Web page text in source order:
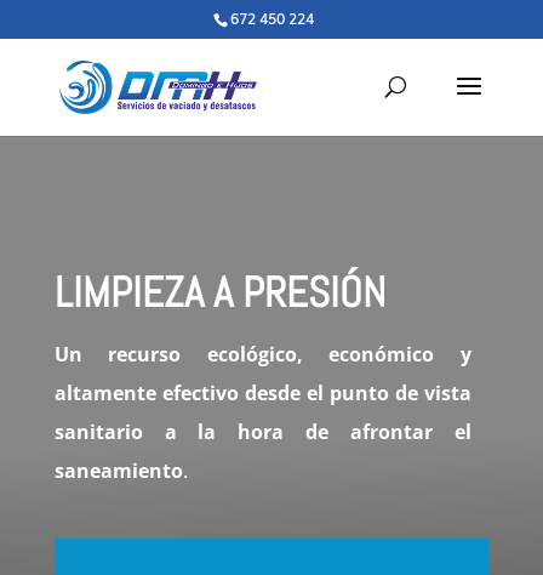
672 450 224
LIMPIEZA A PRESIÓN
Un recurso ecológico, económico y
altamente efectivo desde el punto de vista
sanitario a la hora de afrontar el
saneamiento.